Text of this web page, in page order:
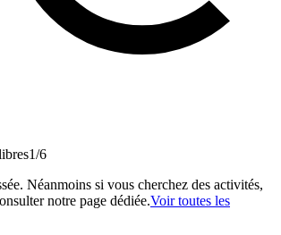
1/6
Néanmoins si vous cherchez des activités,
notre page dédiée.Voir toutes les